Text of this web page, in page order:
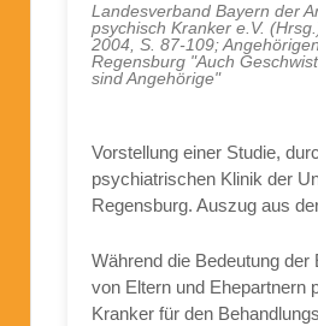
Landesverband Bayern der
psychisch Kranker e.V.
2004, S. 87-109;
Regensburg "Auch
sind Angehörige"
Vorstellung einer Studie,
psychiatrischen Klinik der
Regensburg. Auszug aus
Während die Bedeutung der
von Eltern und Ehepartnern
Kranker für den